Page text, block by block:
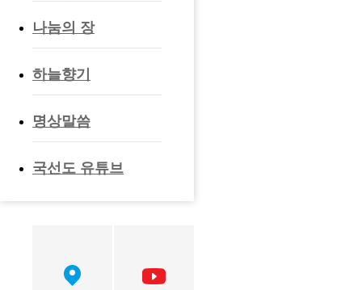
나눔의 장
하늘향기
명상말씀
국선도 유튜브